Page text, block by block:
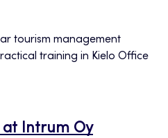
tourism management
training in Kielo Office
at Intrum Oy